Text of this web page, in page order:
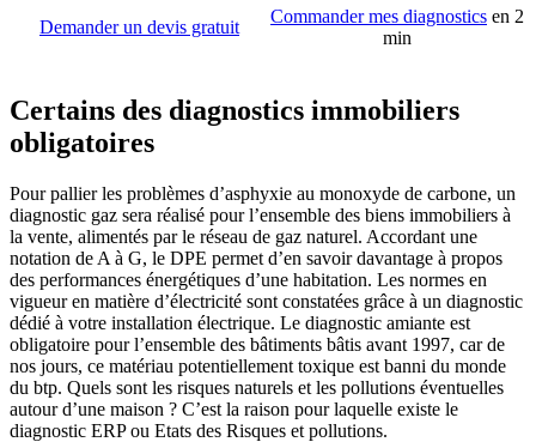
Demander un devis gratuit
Commander mes diagnostics en 2
min
Certains des diagnostics immobiliers
obligatoires
Pour pallier les problèmes d’asphyxie au monoxyde de carbone, un
diagnostic gaz sera réalisé pour l’ensemble des biens immobiliers à
la vente, alimentés par le réseau de gaz naturel. Accordant une
notation de A à G, le DPE permet d’en savoir davantage à propos
des performances énergétiques d’une habitation. Les normes en
vigueur en matière d’électricité sont constatées grâce à un diagnostic
dédié à votre installation électrique. Le diagnostic amiante est
obligatoire pour l’ensemble des bâtiments bâtis avant 1997, car de
nos jours, ce matériau potentiellement toxique est banni du monde
du btp. Quels sont les risques naturels et les pollutions éventuelles
autour d’une maison ? C’est la raison pour laquelle existe le
diagnostic ERP ou Etats des Risques et pollutions.